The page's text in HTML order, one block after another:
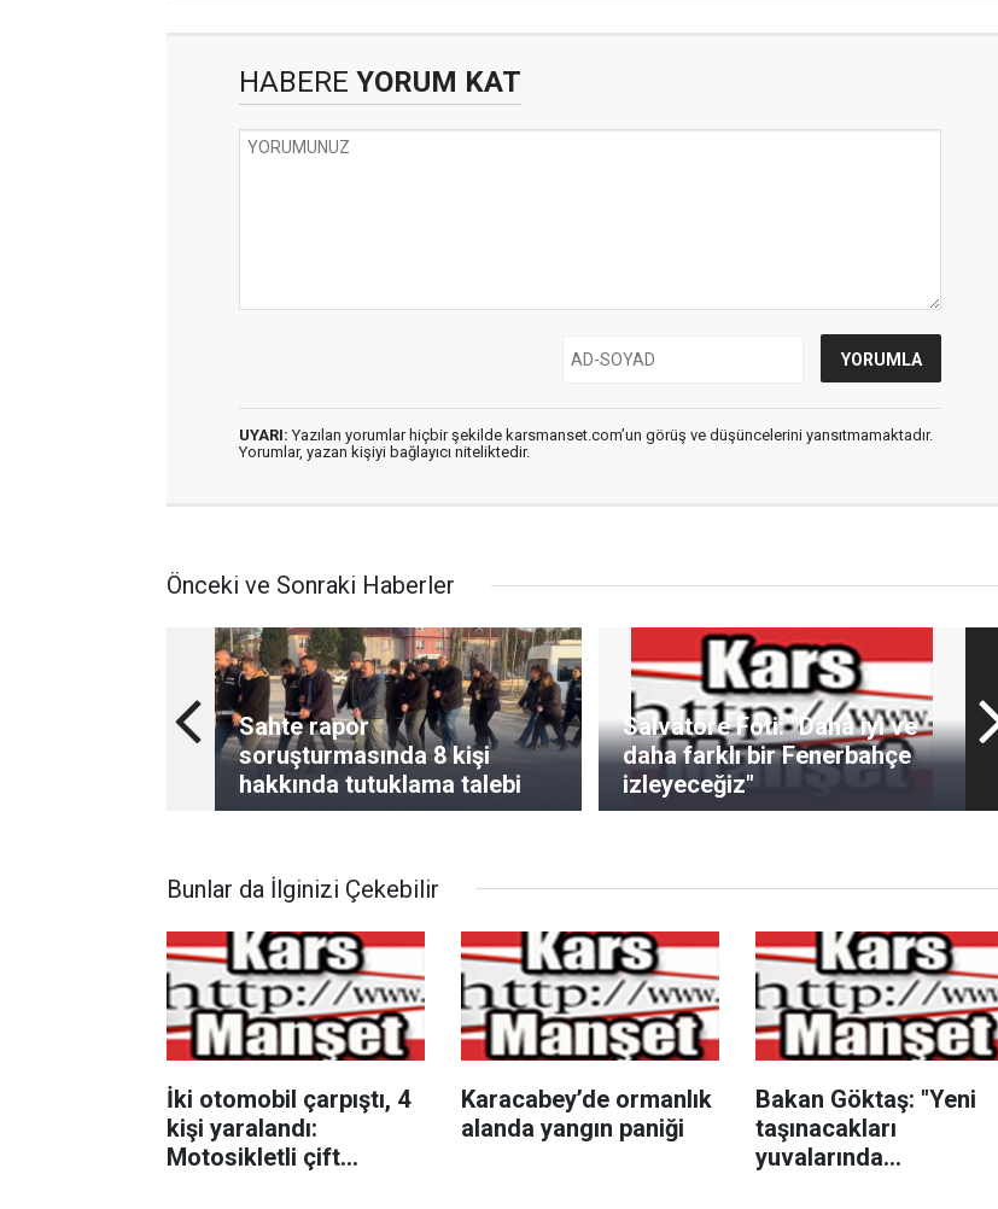
HABERE YORUM KAT
UYARI: Yazılan yorumlar hiçbir şekilde karsmanset.com’un görüş ve düşüncelerini yansıtmamaktadır.
Yorumlar, yazan kişiyi bağlayıcı niteliktedir.
Önceki ve Sonraki Haberler
Sahte rapor
soruşturmasında 8 kişi
hakkında tutuklama talebi
Salvatore Foti: "Daha iyi ve
daha farklı bir Fenerbahçe
izleyeceğiz"
Bunlar da İlginizi Çekebilir
İki otomobil çarpıştı, 4
kişi yaralandı:
Motosikletli çift
Karacabey’de ormanlık
alanda yangın paniği
Bakan Göktaş: "Yeni
taşınacakları
yuvalarında